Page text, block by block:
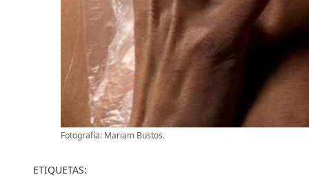
Fotografía: Mariam Bustos.
ETIQUETAS: